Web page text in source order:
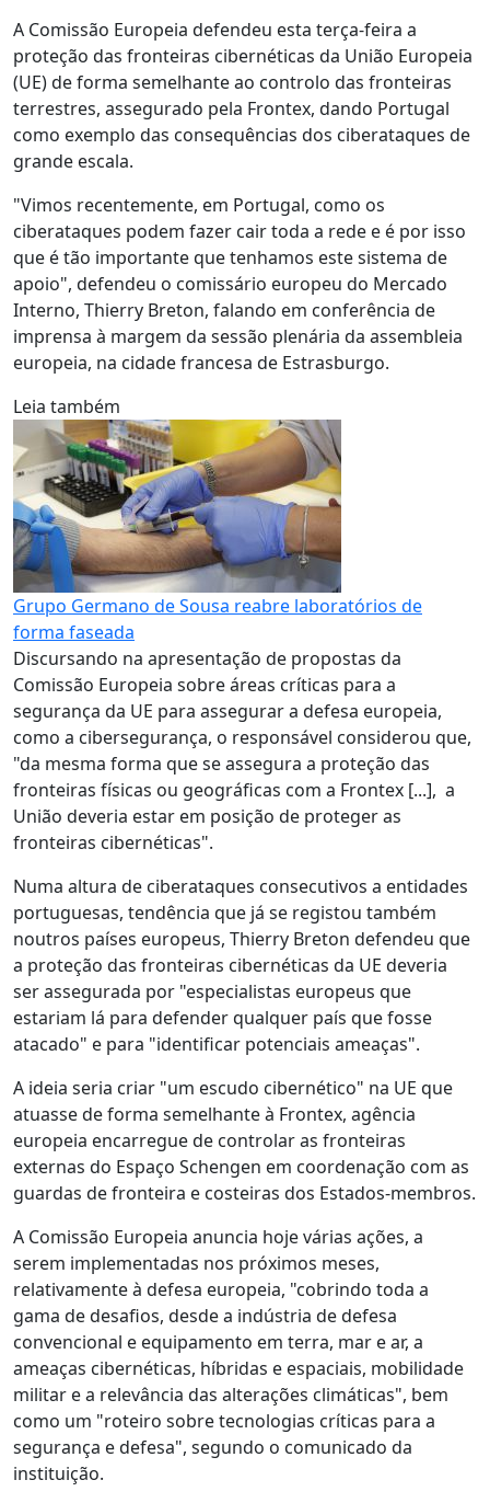
A Comissão Europeia defendeu esta terça-feira a
proteção das fronteiras cibernéticas da União Europeia
(UE) de forma semelhante ao controlo das fronteiras
terrestres, assegurado pela Frontex, dando Portugal
como exemplo das consequências dos ciberataques de
grande escala.
"Vimos recentemente, em Portugal, como os
ciberataques podem fazer cair toda a rede e é por isso
que é tão importante que tenhamos este sistema de
apoio", defendeu o comissário europeu do Mercado
Interno, Thierry Breton, falando em conferência de
imprensa à margem da sessão plenária da assembleia
europeia, na cidade francesa de Estrasburgo.
Leia também
Grupo Germano de Sousa reabre laboratórios de
forma faseada
Discursando na apresentação de propostas da
Comissão Europeia sobre áreas críticas para a
segurança da UE para assegurar a defesa europeia,
como a cibersegurança, o responsável considerou que,
"da mesma forma que se assegura a proteção das
fronteiras físicas ou geográficas com a Frontex [...], a
União deveria estar em posição de proteger as
fronteiras cibernéticas".
Numa altura de ciberataques consecutivos a entidades
portuguesas, tendência que já se registou também
noutros países europeus, Thierry Breton defendeu que
a proteção das fronteiras cibernéticas da UE deveria
ser assegurada por "especialistas europeus que
estariam lá para defender qualquer país que fosse
atacado" e para "identificar potenciais ameaças".
A ideia seria criar "um escudo cibernético" na UE que
atuasse de forma semelhante à Frontex, agência
europeia encarregue de controlar as fronteiras
externas do Espaço Schengen em coordenação com as
guardas de fronteira e costeiras dos Estados-membros.
A Comissão Europeia anuncia hoje várias ações, a
serem implementadas nos próximos meses,
relativamente à defesa europeia, "cobrindo toda a
gama de desafios, desde a indústria de defesa
convencional e equipamento em terra, mar e ar, a
ameaças cibernéticas, híbridas e espaciais, mobilidade
militar e a relevância das alterações climáticas", bem
como um "roteiro sobre tecnologias críticas para a
segurança e defesa", segundo o comunicado da
instituição.